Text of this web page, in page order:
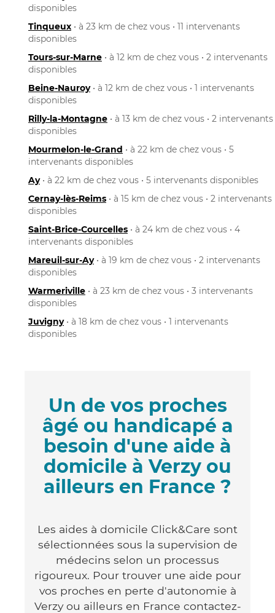
disponibles
Tinqueux • à 23 km de chez vous • 11 intervenants
disponibles
Tours-sur-Marne • à 12 km de chez vous • 2 intervenants
disponibles
Beine-Nauroy• à 12 km de chez vous • 1 intervenants
disponibles
Rilly-la-Montagne • à 13 km de chez vous • 2 intervenants
disponibles
Mourmelon-le-Grand • à 22 km de chez vous • 5
intervenants disponibles
Ay• à 22 km de chez vous • 5 intervenants disponibles
Cernay-lès-Reims • à 15 km de chez vous • 2 intervenants
disponibles
Saint-Brice-Courcelles • à 24 km de chez vous • 4
intervenants disponibles
Mareuil-sur-Ay• à 19 km de chez vous • 2 intervenants
disponibles
Warmeriville • à 23 km de chez vous • 3 intervenants
disponibles
Juvigny• à 18 km de chez vous • 1 intervenants
disponibles
Un de vos proches
âgé ou handicapé a
besoin d'une aide à
domicile à Verzy ou
ailleurs en France ?
Les aides à domicile Click&Care sont
sélectionnées sous la supervision de
médecins selon un processus
rigoureux. Pour trouver une aide pour
vos proches en perte d'autonomie à
Verzy ou ailleurs en France contactez-